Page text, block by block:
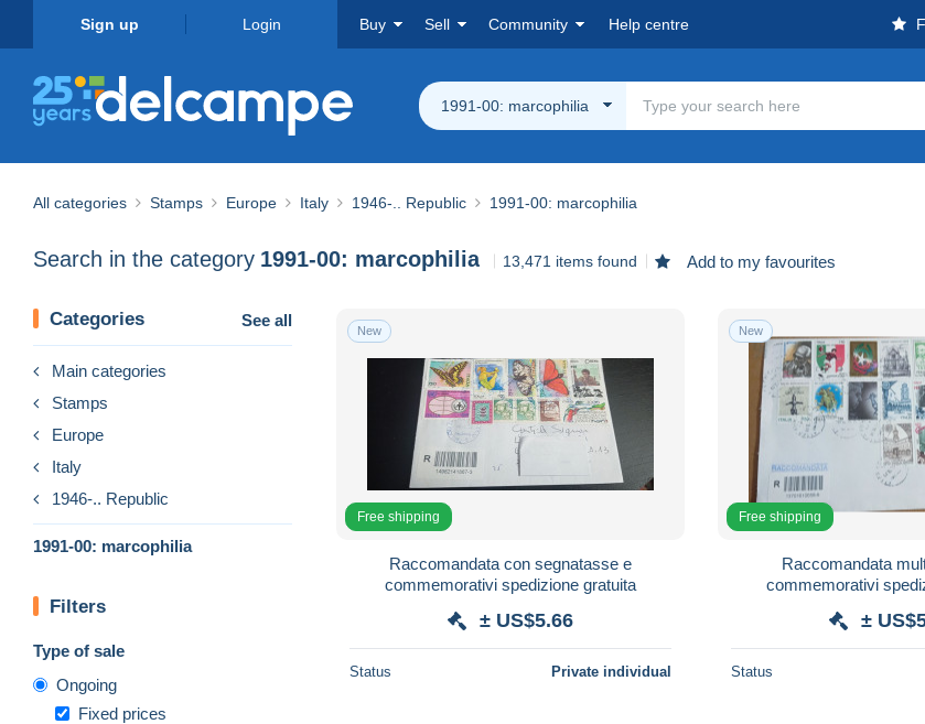
Sign up Login Buy Sell Community Help centre
1991-00: marcophilia
All categories Stamps Europe Italy 1946-.. Republic 1991-00: marcophilia
Search in the category 1991-00: marcophilia 13,471 items found Add to my favourites
Categories See all
Main categories
Stamps
Europe
Italy
1946-.. Republic
1991-00: marcophilia
Filters
Type of sale
Ongoing
Fixed prices
New
Free shipping
Raccomandata con segnatasse e
commemorativi spedizione gratuita
± US$5.66
Status Private individual
New
Free shipping
Raccomandata
commemorativi
±
Status